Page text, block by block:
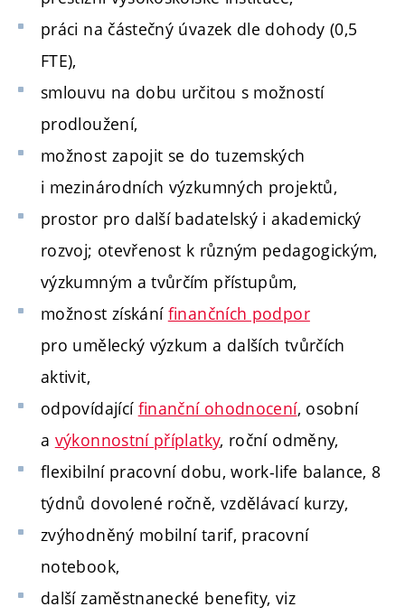
práci na částečný úvazek dle dohody (0,5
FTE),
smlouvu na dobu určitou s možností
prodloužení,
možnost zapojit se do tuzemských
i mezinárodních výzkumných projektů,
prostor pro další badatelský i akademický
rozvoj; otevřenost k různým pedagogickým,
výzkumným a tvůrčím přístupům,
možnost získání finančních podpor
pro umělecký výzkum a dalších tvůrčích
aktivit,
odpovídající finanční ohodnocení, osobní
a výkonnostní příplatky, roční odměny,
flexibilní pracovní dobu, work-life balance, 8
týdnů dovolené ročně, vzdělávací kurzy,
zvýhodněný mobilní tarif, pracovní
notebook,
další zaměstnanecké benefity, viz